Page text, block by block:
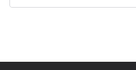
в